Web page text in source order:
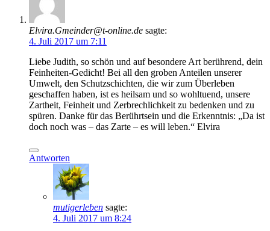
Elvira.Gmeinder@t-online.de sagte:
4. Juli 2017 um 7:11
Liebe Judith, so schön und auf besondere Art berührend, dein
Feinheiten-Gedicht! Bei all den groben Anteilen unserer
Umwelt, den Schutzschichten, die wir zum Überleben
geschaffen haben, ist es heilsam und so wohltuend, unsere
Zartheit, Feinheit und Zerbrechlichkeit zu bedenken und zu
spüren. Danke für das Berührtsein und die Erkenntnis: „Da ist
doch noch was – das Zarte – es will leben.“ Elvira
Antworten
mutigerleben sagte:
4. Juli 2017 um 8:24